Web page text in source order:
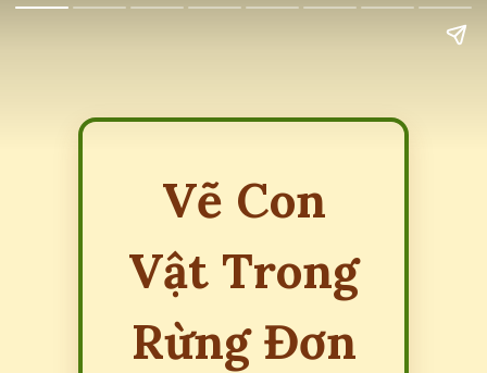
Vẽ Con
Vật Trong
Rừng Đơn